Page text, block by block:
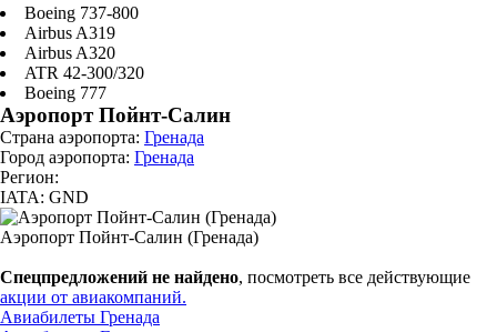
Boeing 737-800
Airbus A319
Airbus A320
ATR 42-300/320
Boeing 777
Аэропорт Пойнт-Салин
Страна аэропорта: Гренада
Город аэропорта: Гренада
Регион:
IATA: GND
Аэропорт Пойнт-Салин (Гренада)
Спецпредложений не найдено, посмотреть все действующие
акции от авиакомпаний.
Авиабилеты Гренада